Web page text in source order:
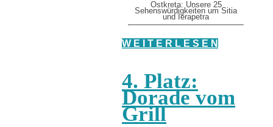
Ostkreta: Unsere 25
Sehenswürdigkeiten um Sitia
und Ierapetra
W E I T E R L E S E N
4. Platz:
Dorade vom
Grill